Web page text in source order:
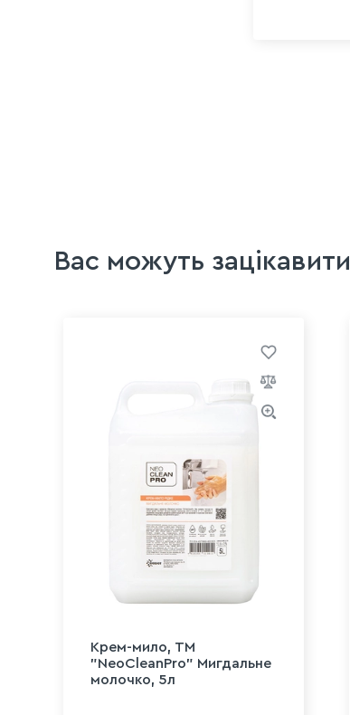
Вас можуть зацікавити
Крем-мило, ТМ
"NeoCleanPro" Мигдальне
молочко, 5л